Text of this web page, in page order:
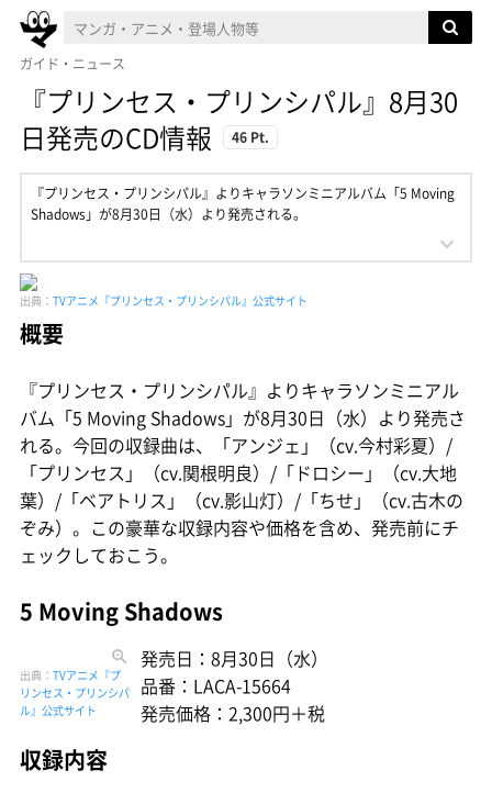
ガイド・ニュース
『プリンセス・プリンシパル』8月30
日発売のCD情報
46 Pt.
『プリンセス・プリンシパル』よりキャラソンミニアルバム「5 Moving
Shadows」が8月30日（水）より発売される。
出典： TVアニメ『プリンセス・プリンシパル』公式サイト
概要
『プリンセス・プリンシパル』よりキャラソンミニアル
バム「5 Moving Shadows」が8月30日（水）より発売さ
れる。今回の収録曲は、「アンジェ」（cv.今村彩夏）/
「プリンセス」（cv.関根明良）/「ドロシー」（cv.大地
葉）/「ベアトリス」（cv.影山灯）/「ちせ」（cv.古木の
ぞみ）。この豪華な収録内容や価格を含め、発売前にチ
ェックしておこう。
5 Moving Shadows
出典： TVアニメ『プ
リンセス・プリンシパ
ル』公式サイト
発売日：8月30日（水）
品番：LACA-15664
発売価格：2,300円＋税
収録内容